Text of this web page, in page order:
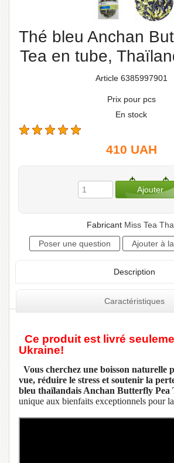
Thé bleu Anchan
Tea en tube,
Article 6385997901
Prix pour pcs
En stock
410 UAH
Fabricant Miss Tea
Description
Caractéristiques
Ce produit est livré
Ukraine!
Vous cherchez une boisson naturelle
vue, réduire le stress et soutenir la
bleu thaïlandais Anchan Butterfly Pea
unique aux bienfaits exceptionnels pour